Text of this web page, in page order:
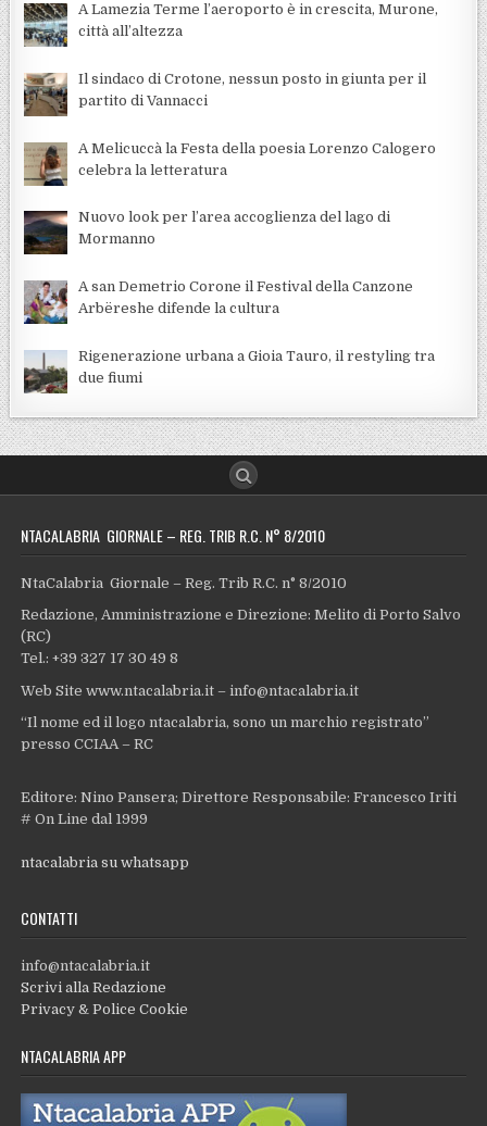
A Lamezia Terme l’aeroporto è in crescita, Murone,
città all’altezza
Il sindaco di Crotone, nessun posto in giunta per il
partito di Vannacci
A Melicuccà la Festa della poesia Lorenzo Calogero
celebra la letteratura
Nuovo look per l’area accoglienza del lago di
Mormanno
A san Demetrio Corone il Festival della Canzone
Arbëreshe difende la cultura
Rigenerazione urbana a Gioia Tauro, il restyling tra
due fiumi
NTACALABRIA GIORNALE – REG. TRIB R.C. N° 8/2010
NtaCalabria Giornale – Reg. Trib R.C. n° 8/2010
Redazione, Amministrazione e Direzione: Melito di Porto Salvo
(RC)
Tel.: +39 327 17 30 49 8
Web Site www.ntacalabria.it – info@ntacalabria.it
“Il nome ed il logo ntacalabria, sono un marchio registrato”
presso CCIAA – RC
Editore: Nino Pansera; Direttore Responsabile: Francesco Iriti
# On Line dal 1999
ntacalabria su whatsapp
CONTATTI
info@ntacalabria.it
Scrivi alla Redazione
Privacy & Police Cookie
NTACALABRIA APP